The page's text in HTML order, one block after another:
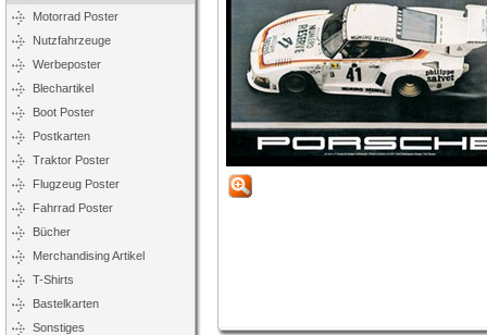
Motorrad Poster
Nutzfahrzeuge
Werbeposter
Blechartikel
Boot Poster
Postkarten
Traktor Poster
Flugzeug Poster
Fahrrad Poster
Bücher
Merchandising Artikel
T-Shirts
Bastelkarten
Sonstiges